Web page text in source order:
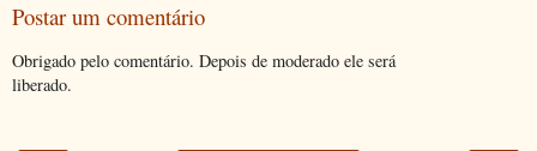
Postar um comentário
Obrigado pelo comentário. Depois de moderado ele será
liberado.